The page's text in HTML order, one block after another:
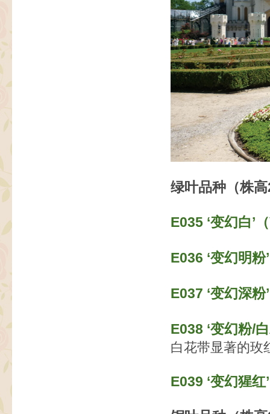
绿叶品种（株
E035 ‘变幻白’
E036 ‘变幻明
E037 ‘变幻深
E038 ‘变幻粉/
白花带显著的玫
E039 ‘变幻猩